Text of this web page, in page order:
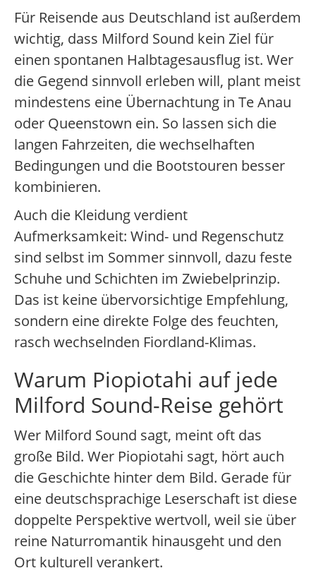
Für Reisende aus Deutschland ist außerdem
wichtig, dass Milford Sound kein Ziel für
einen spontanen Halbtagesausflug ist. Wer
die Gegend sinnvoll erleben will, plant meist
mindestens eine Übernachtung in Te Anau
oder Queenstown ein. So lassen sich die
langen Fahrzeiten, die wechselhaften
Bedingungen und die Bootstouren besser
kombinieren.
Auch die Kleidung verdient
Aufmerksamkeit: Wind- und Regenschutz
sind selbst im Sommer sinnvoll, dazu feste
Schuhe und Schichten im Zwiebelprinzip.
Das ist keine übervorsichtige Empfehlung,
sondern eine direkte Folge des feuchten,
rasch wechselnden Fiordland-Klimas.
Warum Piopiotahi auf jede
Milford Sound-Reise gehört
Wer Milford Sound sagt, meint oft das
große Bild. Wer Piopiotahi sagt, hört auch
die Geschichte hinter dem Bild. Gerade für
eine deutschsprachige Leserschaft ist diese
doppelte Perspektive wertvoll, weil sie über
reine Naturromantik hinausgeht und den
Ort kulturell verankert.